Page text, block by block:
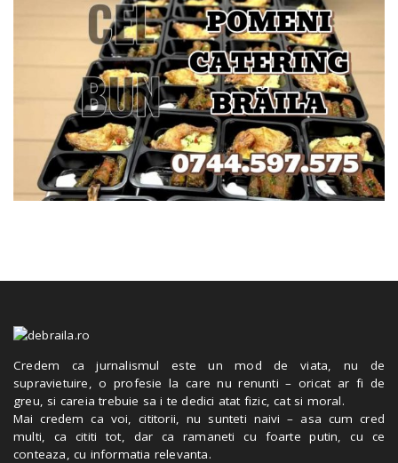
Credem ca jurnalismul este un mod de viata, nu de
supravietuire, o profesie la care nu renunti – oricat ar fi de
greu, si careia trebuie sa i te dedici atat fizic, cat si moral.
Mai credem ca voi, cititorii, nu sunteti naivi – asa cum cred
multi, ca cititi tot, dar ca ramaneti cu foarte putin, cu ce
conteaza, cu informatia relevanta.